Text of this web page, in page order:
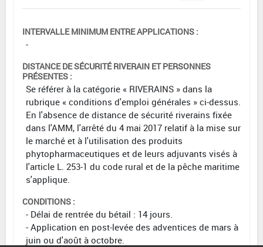
INTERVALLE MINIMUM ENTRE APPLICATIONS :
-
DISTANCE DE SÉCURITÉ RIVERAIN ET PERSONNES
PRÉSENTES :
Se référer à la catégorie « RIVERAINS » dans la
rubrique « conditions d'emploi générales » ci-dessus.
En l'absence de distance de sécurité riverains fixée
dans l'AMM, l'arrêté du 4 mai 2017 relatif à la mise sur
le marché et à l'utilisation des produits
phytopharmaceutiques et de leurs adjuvants visés à
l'article L. 253-1 du code rural et de la pêche maritime
s'applique.
CONDITIONS :
- Délai de rentrée du bétail : 14 jours.
- Application en post-levée des adventices de mars à
juin ou d'août à octobre.